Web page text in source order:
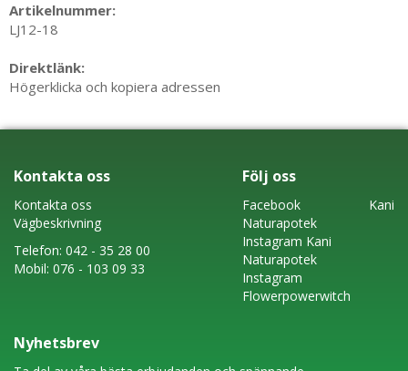
Artikelnummer:
LJ12-18
Direktlänk:
Högerklicka och kopiera adressen
Kontakta oss
Kontakta oss
Vägbeskrivning
Telefon: 042 - 35 28 00
Mobil: 076 - 103 09 33
Följ oss
FacebookKani
Naturapotek
Instagram Kani
Naturapotek
Instagram
Flowerpowerwitch
Nyhetsbrev